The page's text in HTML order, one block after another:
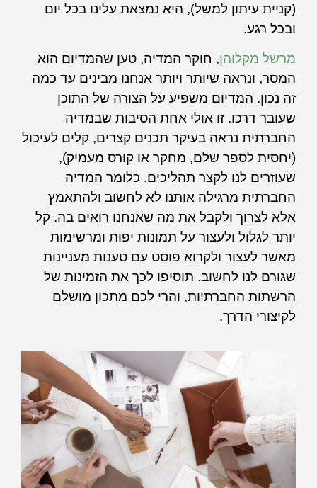
(קניית עיתון למשל), היא נמצאת עלינו בכל יום
ובכל רגע.
מרשל מקלוהן, חוקר המדיה, טען שהמדיום הוא
המסר, ונראה שיותר ויותר אנחנו מבינים עד כמה
זה נכון. המדיום משפיע על הצורה של התוכן
שעובר דרכו. זו אולי אחת הסיבות שבמדיה
החברתית נראה בעיקר תכנים קצרים, קלים לעיכול
(יחסית לספר שלם, מחקר או קורס מעמיק),
שעוזרים לנו לקצר תהליכים. כלומר המדיה
החברתית מרגילה אותנו לא לחשוב ולהתאמץ
אלא לצרוך ולקבל את מה שאנחנו רואים בה. קל
יותר לגלול ולעצור על תמונות יפות ומרשימות
מאשר לעצור ולקרוא פוסט עם טענות מעניינות
שגורם לנו לחשוב. תוסיפו לכך את הזמינות של
הרשתות החברתיות, והרי לכם מתכון מושלם
לקיצורי הדרך.